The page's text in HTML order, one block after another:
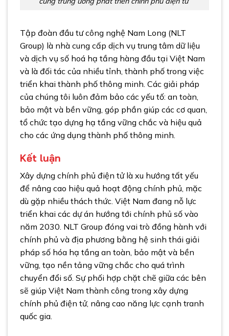
Tập đoàn đầu tư công nghệ Nam Long (NLT
Group) là nhà cung cấp dịch vụ trung tâm dữ liệu
và dịch vụ số hoá hạ tầng hàng đầu tại Việt Nam
và là đối tác của nhiều tỉnh, thành phố trong việc
triển khai thành phố thông minh. Các giải pháp
của chúng tôi luôn đảm bảo các yếu tố: an toàn,
bảo mật và bền vững, góp phần giúp các cơ quan,
tổ chức tạo dựng hạ tầng vững chắc và hiệu quả
cho các ứng dụng thành phố thông minh.
Kết luận
Xây dựng chính phủ điện tử là xu hướng tất yếu
để nâng cao hiệu quả hoạt động chính phủ, mặc
dù gặp nhiều thách thức. Việt Nam đang nỗ lực
triển khai các dự án hướng tới chính phủ số vào
năm 2030. NLT Group đóng vai trò đồng hành với
chính phủ và địa phương bằng hệ sinh thái giải
pháp số hóa hạ tầng an toàn, bảo mật và bền
vững, tạo nền tảng vững chắc cho quá trình
chuyển đổi số. Sự phối hợp chặt chẽ giữa các bên
sẽ giúp Việt Nam thành công trong xây dựng
chính phủ điện tử, nâng cao năng lực cạnh tranh
quốc gia.